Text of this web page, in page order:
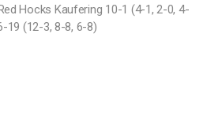
Hocks Kaufering 10-1 (4-1, 2-0, 4-
19 (12-3, 8-8, 6-8)